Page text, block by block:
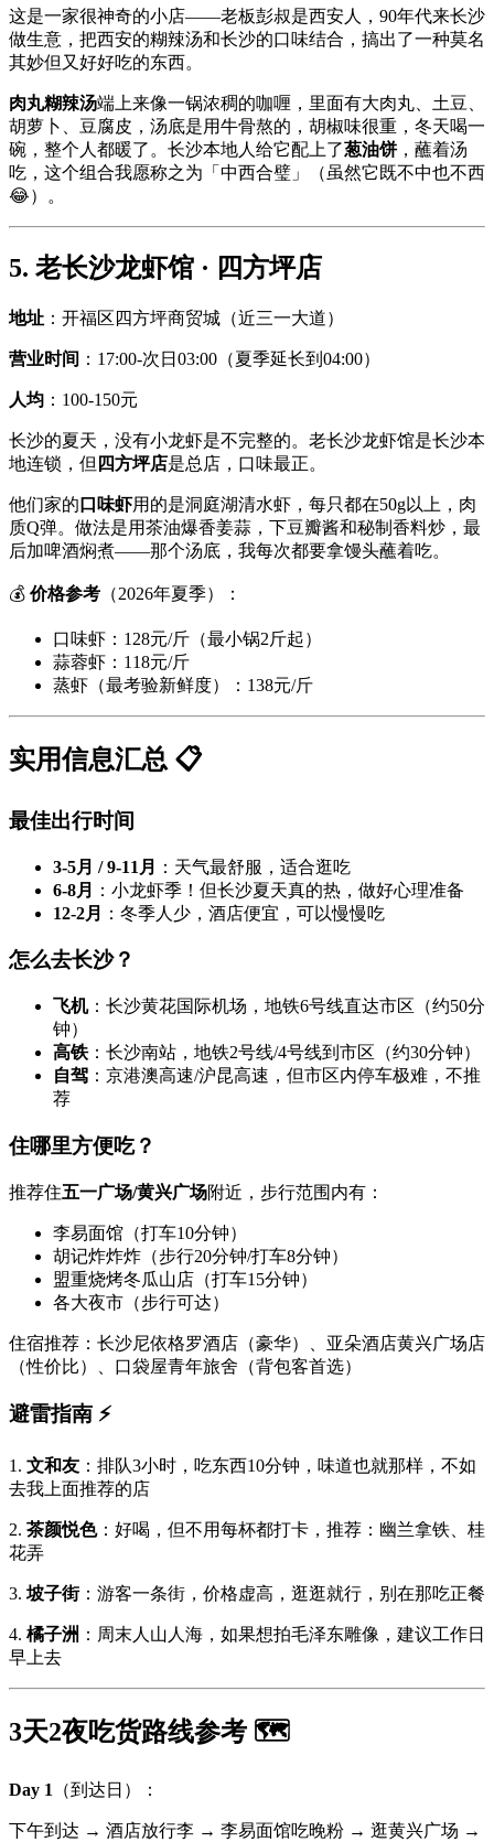
这是一家很神奇的小店——老板彭叔是西安人，90年代来长沙
做生意，把西安的糊辣汤和长沙的口味结合，搞出了一种莫名
其妙但又好好吃的东西。
肉丸糊辣汤端上来像一锅浓稠的咖喱，里面有大肉丸、土豆、
胡萝卜、豆腐皮，汤底是用牛骨熬的，胡椒味很重，冬天喝一
碗，整个人都暖了。长沙本地人给它配上了葱油饼，蘸着汤
吃，这个组合我愿称之为「中西合璧」（虽然它既不中也不西
😂）。
5. 老长沙龙虾馆 · 四方坪店
地址 ：开福区四方坪商贸城（近三一大道）
营业时间 ：17:00-次日03:00（夏季延长到04:00）
人均 ：100-150元
长沙的夏天，没有小龙虾是不完整的。老长沙龙虾馆是长沙本
地连锁，但 四方坪店是总店，口味最正。
他们家的 口味虾用的是洞庭湖清水虾，每只都在50g以上，肉
质Q弹。做法是用茶油爆香姜蒜，下豆瓣酱和秘制香料炒，最
后加啤酒焖煮——那个汤底，我每次都要拿馒头蘸着吃。
💰 价格参考 （2026年夏季）：
口味虾：128元/斤（最小锅2斤起）
蒜蓉虾：118元/斤
蒸虾（最考验新鲜度）：138元/斤
实用信息汇总 📋
最佳出行时间
3-5月 / 9-11月
：天气最舒服，适合逛吃
6-8月
：小龙虾季！但长沙夏天真的热，做好心理准备
12-2月
：冬季人少，酒店便宜，可以慢慢吃
怎么去长沙？
飞机：长沙黄花国际机场，地铁6号线直达市区（约50分
钟）
高铁：长沙南站，地铁2号线/4号线到市区（约30分钟）
自驾 ：京港澳高速/沪昆高速，但市区内停车极难，不推
荐
住哪里方便吃？
推荐住五一广场/黄兴广场附近，步行范围内有：
李易面馆（打车10分钟）
胡记炸炸炸（步行20分钟/打车8分钟）
盟重烧烤冬瓜山店（打车15分钟）
各大夜市（步行可达）
住宿推荐：长沙尼依格罗酒店（豪华）、亚朵酒店黄兴广场店
（性价比）、口袋屋青年旅舍（背包客首选）
避雷指南 ⚡
1. 文和友 ：排队3小时，吃东西10分钟，味道也就那样，不如
去我上面推荐的店
2. 茶颜悦色：好喝，但不用每杯都打卡，推荐：幽兰拿铁、桂
花弄
3. 坡子街：游客一条街，价格虚高，逛逛就行，别在那吃正餐
4. 橘子洲 ：周末人山人海，如果想拍毛泽东雕像，建议工作日
早上去
3天2夜吃货路线参考 🗺️
Day 1 （到达日）：
下午到达 → 酒店放行李 → 李易面馆吃晚粉 → 逛黄兴广场 →